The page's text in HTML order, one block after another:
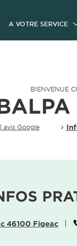
A VOTRE SERVICE
BIENVENUE
avis Google
46100 Figeac